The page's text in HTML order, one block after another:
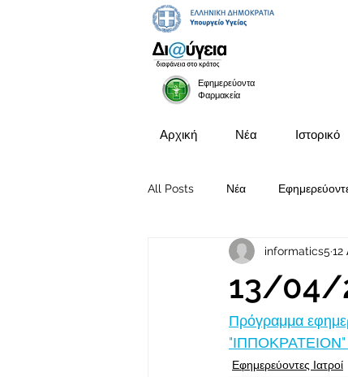
Εφημερεύοντα
Φαρμακεία
Αρχική Νέα Ιστορικό
All Posts Νέα
Προκηρύξεις Θέσεων
13/04/
informatics5 12
Πρόγραμμα
"ΙΠΠΟΚΡΑΤΕΙΟΝ"
Εφημερεύοντες Ιατροί